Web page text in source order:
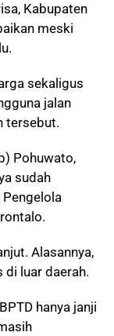
Kabupaten
meski
sekaligus
jalan
tersebut.
Pohuwato,
sudah
Alasannya,
luar daerah.
hanya janji